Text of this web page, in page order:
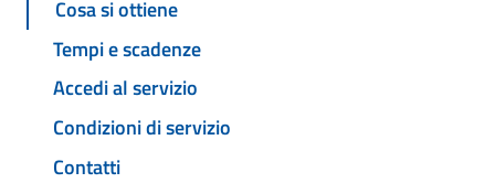
Cosa si ottiene
Tempi e scadenze
Accedi al servizio
Condizioni di servizio
Contatti